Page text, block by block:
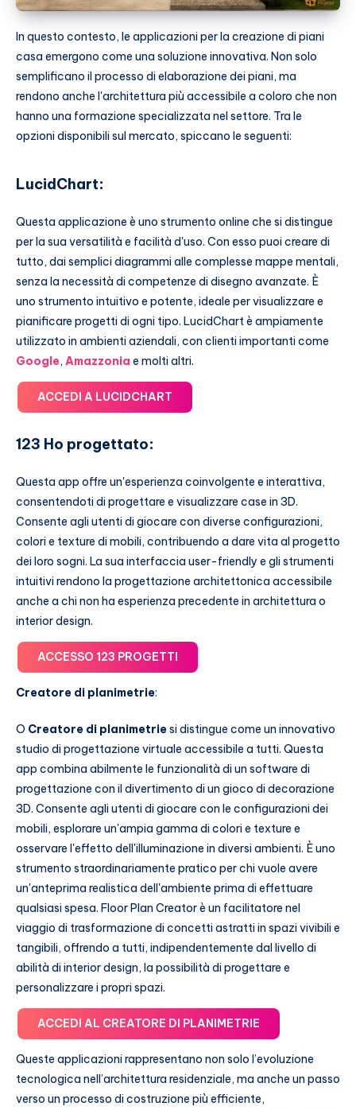
In questo contesto, le applicazioni per la creazione di piani
casa emergono come una soluzione innovativa. Non solo
semplificano il processo di elaborazione dei piani, ma
rendono anche l'architettura più accessibile a coloro che non
hanno una formazione specializzata nel settore. Tra le
opzioni disponibili sul mercato, spiccano le seguenti:
LucidChart:
Questa applicazione è uno strumento online che si distingue
per la sua versatilità e facilità d'uso. Con esso puoi creare di
tutto, dai semplici diagrammi alle complesse mappe mentali,
senza la necessità di competenze di disegno avanzate. È
uno strumento intuitivo e potente, ideale per visualizzare e
pianificare progetti di ogni tipo. LucidChart è ampiamente
utilizzato in ambienti aziendali, con clienti importanti come
Google, Amazzonia e molti altri.
ACCEDI A LUCIDCHART
123 Ho progettato:
Questa app offre un'esperienza coinvolgente e interattiva,
consentendoti di progettare e visualizzare case in 3D.
Consente agli utenti di giocare con diverse configurazioni,
colori e texture di mobili, contribuendo a dare vita al progetto
dei loro sogni. La sua interfaccia user-friendly e gli strumenti
intuitivi rendono la progettazione architettonica accessibile
anche a chi non ha esperienza precedente in architettura o
interior design.
ACCESSO 123 PROGETTI
Creatore di planimetrie:
O Creatore di planimetriesi distingue come un innovativo
studio di progettazione virtuale accessibile a tutti. Questa
app combina abilmente le funzionalità di un software di
progettazione con il divertimento di un gioco di decorazione
3D. Consente agli utenti di giocare con le configurazioni dei
mobili, esplorare un'ampia gamma di colori e texture e
osservare l'effetto dell'illuminazione in diversi ambienti. È uno
strumento straordinariamente pratico per chi vuole avere
un'anteprima realistica dell'ambiente prima di effettuare
qualsiasi spesa. Floor Plan Creator è un facilitatore nel
viaggio di trasformazione di concetti astratti in spazi vivibili e
tangibili, offrendo a tutti, indipendentemente dal livello di
abilità di interior design, la possibilità di progettare e
personalizzare i propri spazi.
ACCEDI AL CREATORE DI PLANIMETRIE
Queste applicazioni rappresentano non solo l’evoluzione
tecnologica nell’architettura residenziale, ma anche un passo
verso un processo di costruzione più efficiente,